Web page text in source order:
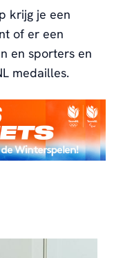
krijg je een
of er een
en sporters en
medailles.